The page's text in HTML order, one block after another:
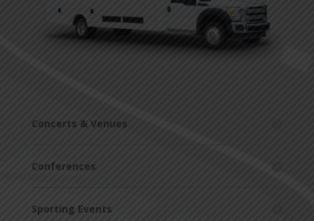
Concerts & Venues
Conferences
Sporting Events